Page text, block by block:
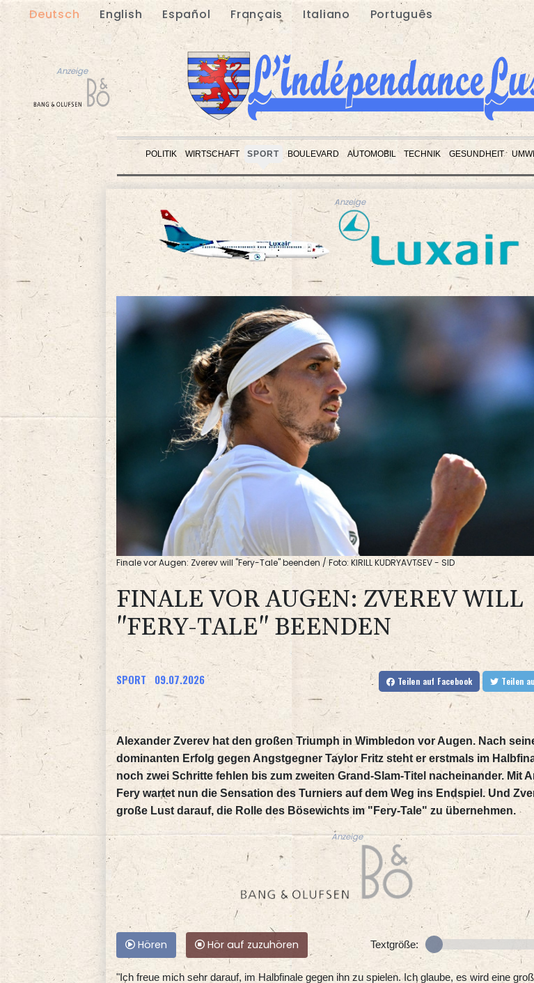
Deutsch English Español Français Italiano Português
Anzeige
POLITIK WIRTSCHAFT SPORT BOULEVARD AUTOMOBIL TECHNIK GESUNDHEIT
Anzeige
Finale vor Augen: Zverev will "Fery-Tale" beenden / Foto: KIRILL KUDRYAVTSEV - SID
FINALE VOR AUGEN: ZVEREV WILL
"FERY-TALE" BEENDEN
SPORT 09.07.2026 Teilen auf Facebook Teilen
Alexander Zverev hat den großen Triumph in Wimbledon vor Augen. Nach
dominanten Erfolg gegen Angstgegner Taylor Fritz steht er erstmals im
noch zwei Schritte fehlen bis zum zweiten Grand-Slam-Titel nacheinander. Mit
Fery wartet nun die Sensation des Turniers auf dem Weg ins Endspiel. Und
große Lust darauf, die Rolle des Bösewichts im "Fery-Tale" zu übernehmen.
Anzeige
Hören Hör auf zuzuhören Textgröße:
"Ich freue mich sehr darauf, im Halbfinale gegen ihn zu spielen. Ich glaube, es wird eine